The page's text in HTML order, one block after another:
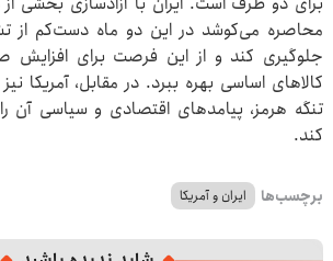
محاصره می‌کوشد در این دو ماه دست‌کم از
جلوگیری کند و از این فرصت برای افزایش
کالاهای اساسی بهره ببرد. در مقابل، آمریکا
تنگه هرمز، پیامدهای اقتصادی و سیاسی آن
کند.
برچسب‌ها ایران و آمریکا